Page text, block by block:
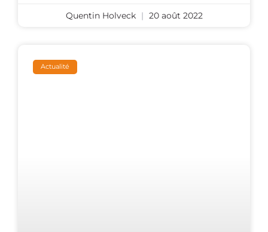
Quentin Holveck 20 août 2022
Actualité